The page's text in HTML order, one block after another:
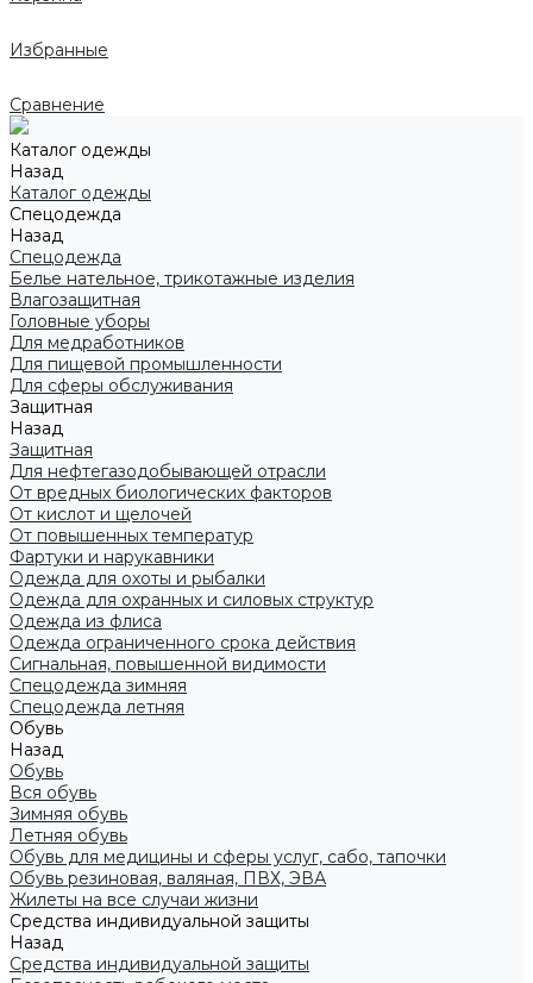
Избранные
Сравнение
Каталог одежды
Назад
Каталог одежды
Спецодежда
Назад
Спецодежда
Белье нательное, трикотажные изделия
Влагозащитная
Головные уборы
Для медработников
Для пищевой промышленности
Для сферы обслуживания
Защитная
Назад
Защитная
Для нефтегазодобывающей отрасли
От вредных биологических факторов
От кислот и щелочей
От повышенных температур
Фартуки и нарукавники
Одежда для охоты и рыбалки
Одежда для охранных и силовых структур
Одежда из флиса
Одежда ограниченного срока действия
Сигнальная, повышенной видимости
Спецодежда зимняя
Спецодежда летняя
Обувь
Назад
Обувь
Вся обувь
Зимняя обувь
Летняя обувь
Обувь для медицины и сферы услуг, сабо, тапочки
Обувь резиновая, валяная, ПВХ, ЭВА
Жилеты на все случаи жизни
Средства индивидуальной защиты
Назад
Средства индивидуальной защиты